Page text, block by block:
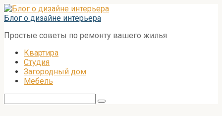
Перейти
к
Блог о дизайне интерьера
Простые советы по ремонту вашего жилья
Квартира
Студия
Загородный дом
Мебель